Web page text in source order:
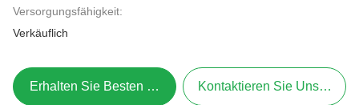
Versorgungsfähigkeit:
Verkäuflich
Erhalten Sie Besten Preis Kontaktieren Sie Uns Jetzt